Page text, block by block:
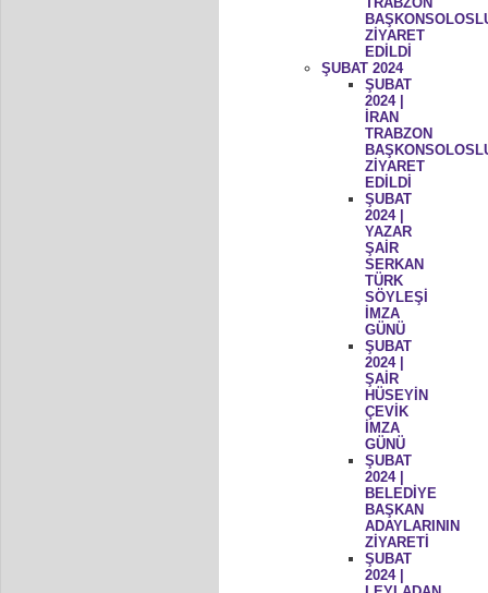
ZİYARET
EDİLDİ
ŞUBAT 2024
ŞUBAT
2024 |
İRAN
TRABZON
ZİYARET
EDİLDİ
ŞUBAT
2024 |
YAZAR
ŞAİR
SERKAN
TÜRK
SÖYLEŞİ
İMZA
GÜNÜ
ŞUBAT
2024 |
ŞAİR
HÜSEYİN
ÇEVİK
İMZA
GÜNÜ
ŞUBAT
2024 |
BELEDİYE
BAŞKAN
ADAYLARININ
ZİYARETİ
ŞUBAT
2024 |